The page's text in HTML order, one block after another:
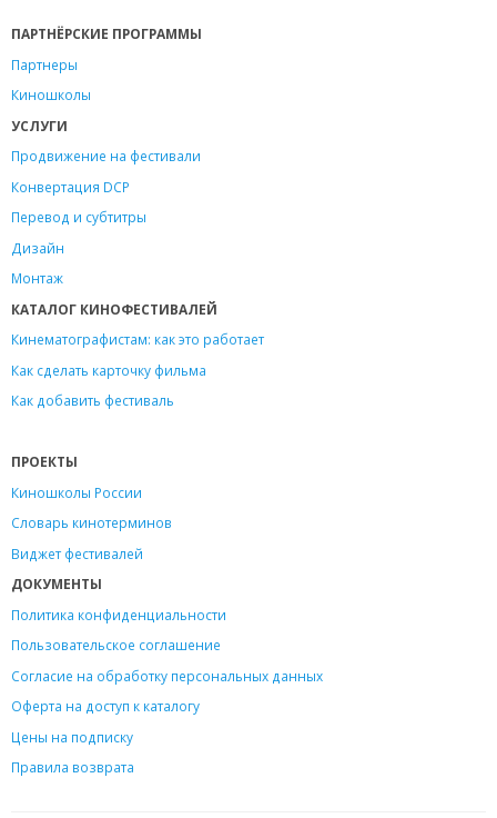
ПАРТНЁРСКИЕ ПРОГРАММЫ
Партнеры
Киношколы
УСЛУГИ
Продвижение на фестивали
Конвертация DCP
Перевод и субтитры
Дизайн
Монтаж
КАТАЛОГ КИНОФЕСТИВАЛЕЙ
Кинематографистам: как это работает
Как сделать карточку фильма
Как добавить фестиваль
ПРОЕКТЫ
Киношколы России
Словарь кинотерминов
Виджет фестивалей
ДОКУМЕНТЫ
Политика конфиденциальности
Пользовательское соглашение
Согласие на обработку персональных данных
Оферта на доступ к каталогу
Цены на подписку
Правила возврата